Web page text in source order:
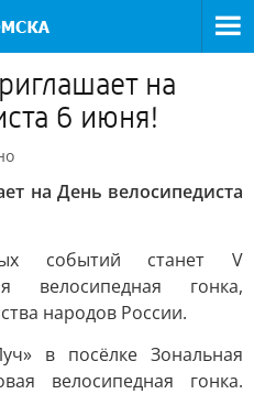
на
6 июня!
на День велосипедиста
событий станет V
велосипедная гонка,
народов России.
в посёлке Зональная
велосипедная гонка.